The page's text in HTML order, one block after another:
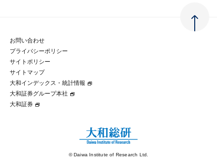
金融経済教育等
コラム
大和インデックス・統計情報
マルチステークホルダー方針
パートナーシップ構築宣言
大和総研の歩み
グループ会社
経験者採用
お問い合わせ
プライバシーポリシー
サイトポリシー
サイトマップ
大和インデックス・統計情報
大和証券グループ本社
大和証券
© Daiwa Institute of Research Ltd.